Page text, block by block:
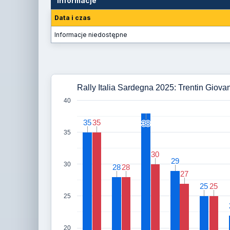
Data i czas
Informacje niedostępne
Rally Italia Sardegna 2025: Trentin
20
25
30
35
40
35
35
28
28
38
38
29
29
25
25
35
35
28
28
30
30
27
27
25
25